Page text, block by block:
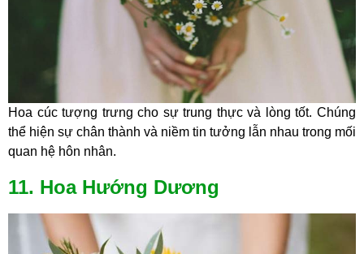
Hoa cúc tượng trưng cho sự trung thực và lòng tốt. Chúng
thể hiện sự chân thành và niềm tin tưởng lẫn nhau trong mối
quan hệ hôn nhân.
11. Hoa Hướng Dương